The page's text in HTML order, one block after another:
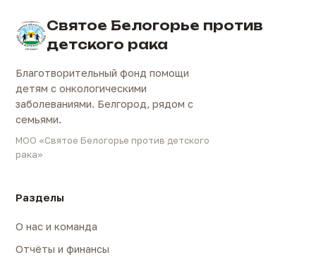
Святое Белогорье против
детского рака
Благотворительный фонд помощи
детям с онкологическими
заболеваниями. Белгород, рядом с
семьями.
МОО «Святое Белогорье против детского
рака»
Разделы
О нас и команда
Отчёты и финансы